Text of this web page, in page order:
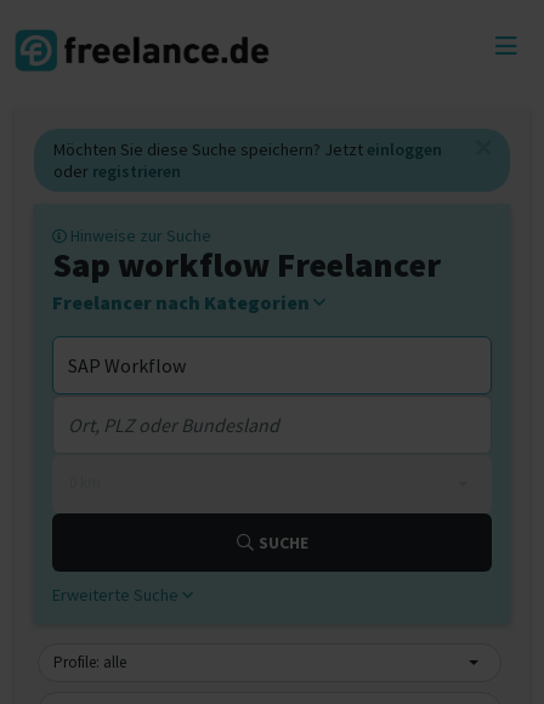
Möchten Sie diese Suche speichern? Jetzt einloggen
oder registrieren
Hinweise zur Suche
Sap workflow Freelancer
Freelancer nach Kategorien
SUCHE
Erweiterte Suche
Profile: alle